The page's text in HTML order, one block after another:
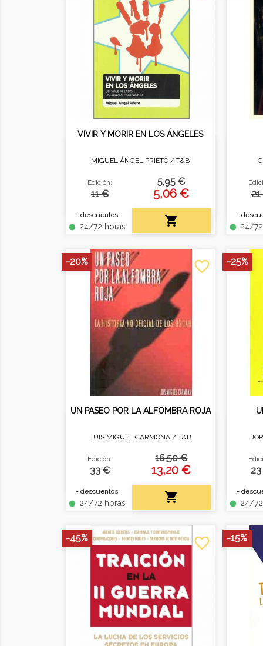
VIVIR Y MORIR EN LOS ÁNGELES
MIGUEL ÁNGEL PRIETO / T&B
Edición:
11 €
+ descuentos
fiber_manual_record 24/72 horas
5,95 €
5,06 €

Un viaje al lado oscuro de
Hollywood.
+
fiber_manual_record 24/
La
UN PASEO POR LA ALFOMBRA ROJA
LUIS MIGUEL CARMONA / T&B
Edición:
33 €
+ descuentos
fiber_manual_record 24/72 horas
16,50 €
13,20 €

favorite_border
-20%
La historia no oficial de los
Óscar. Crónica de las estrellas y
el glamour del cine.
+
fiber_manual_record 24/
-25%
favorite_border
-45% -15%